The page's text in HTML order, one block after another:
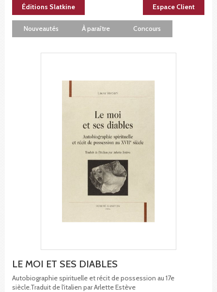
Éditions Slatkine Espace Client
Nouveautés À paraître Concours
LE MOI ET SES DIABLES
Autobiographie spirituelle et récit de possession au 17e
siècle.Traduit de l'italien par Arlette Estève